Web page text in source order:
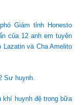
Giám tỉnh Honesto
của 12 anh em tuyên
Lazatin và Cha Amelito
Sư huynh.
khí huynh đệ trong bữa